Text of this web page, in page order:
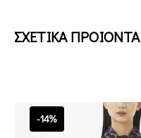
ΣΧΕΤΙΚΑ ΠΡΟΙΟΝΤΑ
-14%